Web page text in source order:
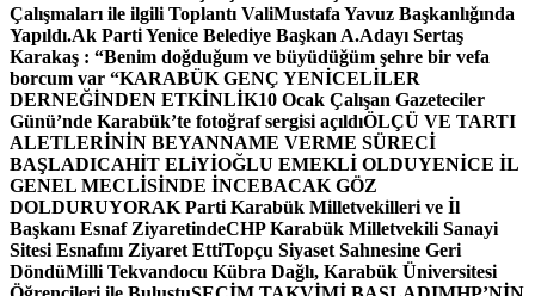
Çalışmaları ile ilgili Toplantı ValiMustafa Yavuz Başkanlığında
Yapıldı.Ak Parti Yenice Belediye Başkan A.Adayı Sertaş
Karakaş : “Benim doğduğum ve büyüdüğüm şehre bir vefa
borcum var “KARABÜK GENÇ YENİCELİLER
DERNEĞİNDEN ETKİNLİK10 Ocak Çalışan Gazeteciler
Günü’nde Karabük’te fotoğraf sergisi açıldıÖLÇÜ VE TARTI
ALETLERİNİN BEYANNAME VERME SÜRECİ
BAŞLADICAHİT ELiYİOĞLU EMEKLİ OLDUYENİCE İL
GENEL MECLİSİNDE İNCEBACAK GÖZ
DOLDURUYORAK Parti Karabük Milletvekilleri ve İl
Başkanı Esnaf ZiyaretindeCHP Karabük Milletvekili Sanayi
Sitesi Esnafını Ziyaret EttiTopçu Siyaset Sahnesine Geri
DöndüMilli Tekvandocu Kübra Dağlı, Karabük Üniversitesi